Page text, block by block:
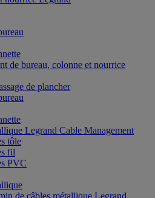
de bureau, colonne et nourrice
de plancher
Legrand Cable Management
tôle
fil
PVC
de câbles métallique Legrand